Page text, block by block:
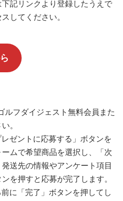
記リンクより登録したうえで
してください。
フダイジェスト無料会員また
。
ゼントに応募する」ボタンを
ムで希望商品を選択し、「次
送先の情報やアンケート項目
を押すと応募が完了します。
に「完了」ボタンを押してし